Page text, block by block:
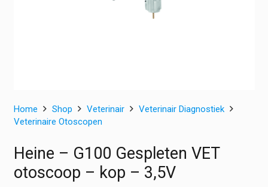
Home Shop Veterinair
Veterinair Diagnostiek
Veterinaire Otoscopen
Heine – G100 Gespleten VET
otoscoop – kop – 3,5V